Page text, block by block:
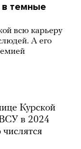
в темные
всю карьеру
А его
Курской
в 2024